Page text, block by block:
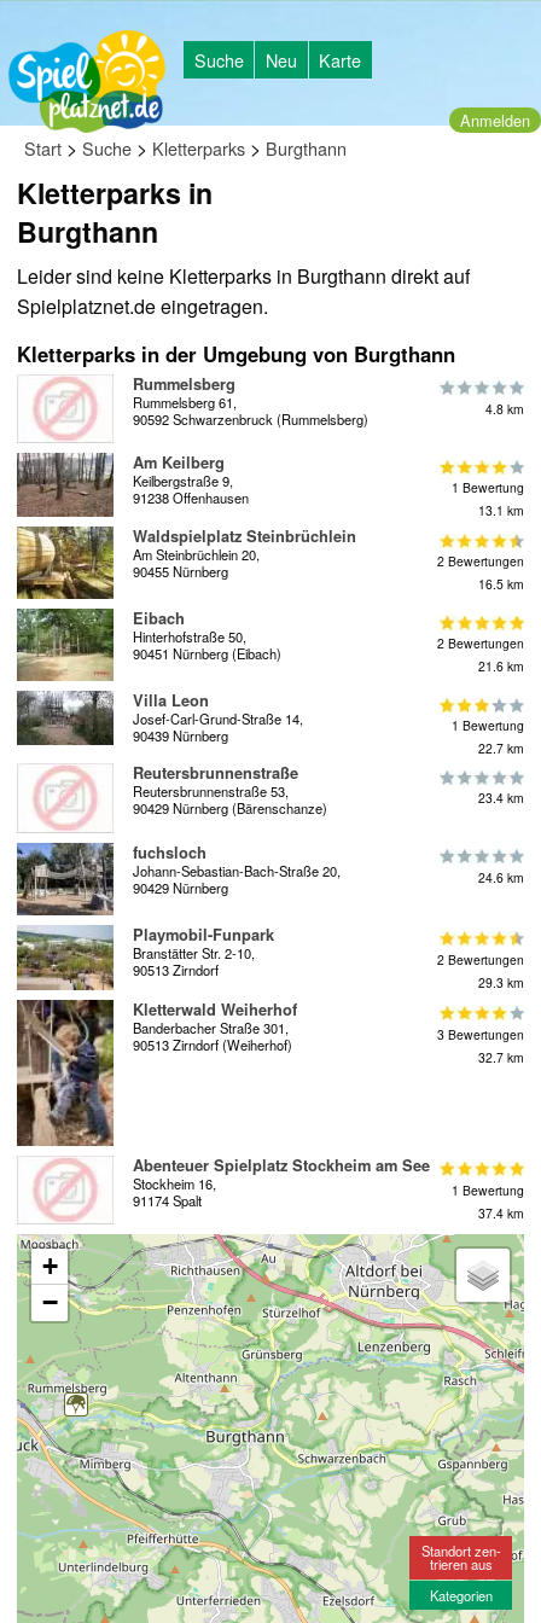
Suche Neu Karte
Anmelden
Start > Suche > Kletterparks > Burgthann
Kletterparks in
Burgthann
Leider sind keine Kletterparks in Burgthann direkt auf
Spielplatznet.de eingetragen.
Kletterparks in der Umgebung von Burgthann
Rummelsberg
Rummelsberg 61,
90592 Schwarzenbruck (Rummelsberg)
4.8 km
Am Keilberg
Keilbergstraße 9,
91238 Offenhausen
1 Bewertung
13.1 km
Waldspielplatz Steinbrüchlein
Am Steinbrüchlein 20,
90455 Nürnberg
2 Bewertungen
16.5 km
Eibach
Hinterhofstraße 50,
90451 Nürnberg (Eibach)
2 Bewertungen
21.6 km
Villa Leon
Josef-Carl-Grund-Straße 14,
90439 Nürnberg
1 Bewertung
22.7 km
Reutersbrunnenstraße
Reutersbrunnenstraße 53,
90429 Nürnberg (Bärenschanze)
23.4 km
fuchsloch
Johann-Sebastian-Bach-Straße 20,
90429 Nürnberg
24.6 km
Playmobil-Funpark
Branstätter Str. 2-10,
90513 Zirndorf
2 Bewertungen
29.3 km
Kletterwald Weiherhof
Banderbacher Straße 301,
90513 Zirndorf (Weiherhof)
3 Bewertungen
32.7 km
Abenteuer Spielplatz Stockheim am See
Stockheim 16,
91174 Spalt
1 Bewertung
37.4 km
+
−
Standort zen-
trieren aus
Kategorien